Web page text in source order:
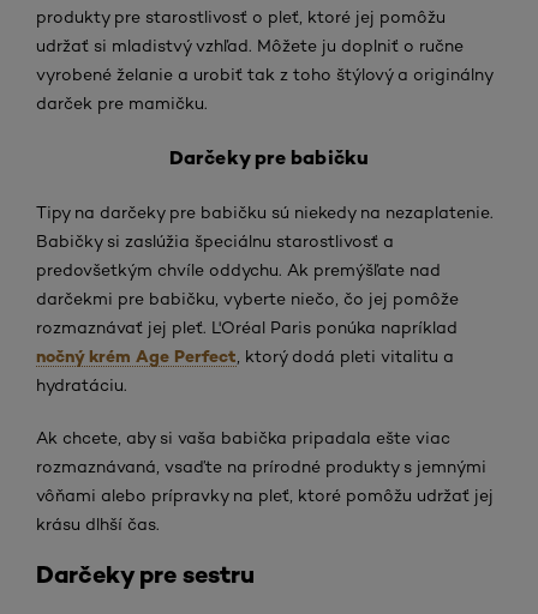
produkty pre starostlivosť o pleť, ktoré jej pomôžu
udržať si mladistvý vzhľad. Môžete ju doplniť o ručne
vyrobené želanie a urobiť tak z toho štýlový a originálny
darček pre mamičku.
Darčeky pre babičku
Tipy na darčeky pre babičku sú niekedy na nezaplatenie.
Babičky si zaslúžia špeciálnu starostlivosť a
predovšetkým chvíle oddychu. Ak premýšľate nad
darčekmi pre babičku, vyberte niečo, čo jej pomôže
rozmaznávať jej pleť. L'Oréal Paris ponúka napríklad
nočný krém Age Perfect , ktorý dodá pleti vitalitu a
hydratáciu.
Ak chcete, aby si vaša babička pripadala ešte viac
rozmaznávaná, vsaďte na prírodné produkty s jemnými
vôňami alebo prípravky na pleť, ktoré pomôžu udržať jej
krásu dlhší čas.
Darčeky pre sestru